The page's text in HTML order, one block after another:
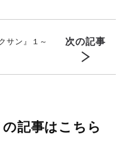
サン』１～
次の記事
記事はこちら